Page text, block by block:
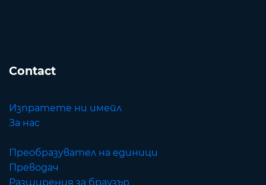
Contact
Изпратете ни имейл
За нас
Преобразувател на единици
Преводач
Разширения за браузър